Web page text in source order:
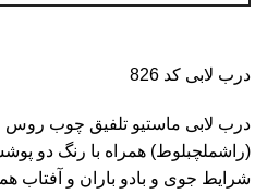
درب لابی کد 826
درب لابی ماستیو تلفیق چوب
(راشملچبلوط) همراه با رنگ دو
شرایط جوی و بادو باران و آفتاب